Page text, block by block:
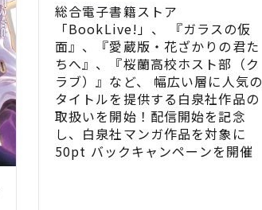
総合電子書籍ストア
「BookLive!」、 『ガラスの仮
面』、『愛蔵版・花ざかりの君た
ちへ』、『桜蘭高校ホスト部（ク
ラブ）』など、 幅広い層に人気の
タイトルを提供する白泉社作品の
取扱いを開始！配信開始を記念
し、白泉社マンガ作品を対象に
50pt バックキャンペーンを開催